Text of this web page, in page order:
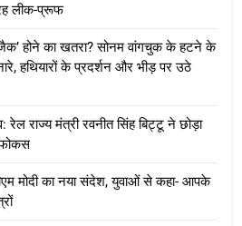
लीक-प्रूफ
होने का खतरा? सोनम वांगचुक के हटने के
हथियारों के प्रदर्शन और भीड़ पर उठे
रेल राज्य मंत्री रवनीत सिंह बिट्टू ने छोड़ा
फोकस
मोदी का नया संदेश, युवाओं से कहा- आपके